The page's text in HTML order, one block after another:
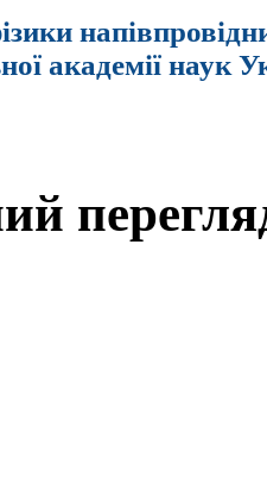
академії наук